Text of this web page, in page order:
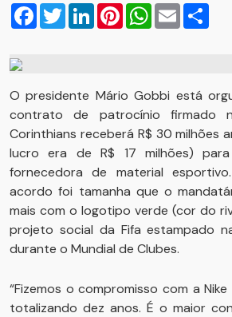
Facebook
TwitterLinkedInPinterestWhatsApp
Email
O presidente Mário Gobbi está
contrato de patrocínio firmado
Corinthians receberá R$ 30 milhões
lucro era de R$ 17 milhões)
fornecedora de material
acordo foi tamanha que o
mais com o logotipo verde (cor do
projeto social da Fifa estampado
durante o Mundial de Clubes.
“Fizemos o compromisso com a
totalizando dez anos. É o maior